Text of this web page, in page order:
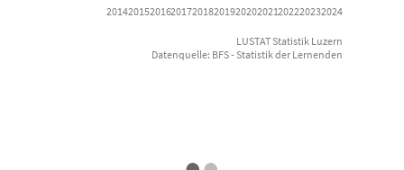
20142015201620172018201920202021202220232024
LUSTAT Statistik Luzern
Datenquelle: BFS - Statistik der Lernenden